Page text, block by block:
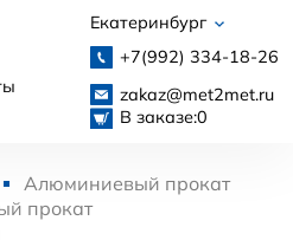
Екатеринбург
+7(992) 334-18-26
zakaz@met2met.ru
В заказе:0
Алюминиевый прокат
прокат